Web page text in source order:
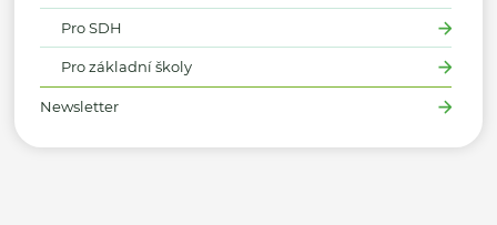
Pro SDH
Pro základní školy
Newsletter